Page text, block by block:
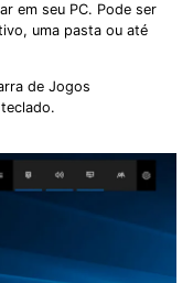
em seu PC. Pode ser
uma pasta ou até
de Jogos